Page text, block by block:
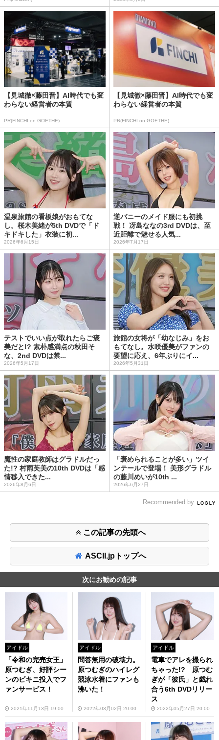
【見城徹×藤田晋】AI時代でも変
わらない経営者の本質
PR(FINCHI on GOETHE)
【見城徹×藤田晋】AI時代でも変
わらない経営者の本質
PR(FINCHI on GOETHE)
温泉旅館の看板娘がおもてな
し。桜木美緒が5th DVDで「ド
キドキした」衣装に初...
2026年6月15日
逆バニーのメイド服にも初挑
戦！ 冴島ななの3rd DVDは、至
近距離で魅せる人気...
2026年7月17日
テストでいい点が取れたらご褒
美だと!? 素朴感満点の秋田そ
な、2nd DVDは禁...
2026年5月17日
旅館の女将が「幼なじみ」をお
もてなし。水咲優美がファンの
要望に応え、6年ぶりにイ...
2026年5月31日
魔性の家庭教師はグラドルだっ
た!? 村雨芙美の10th DVDは「感
情移入できた...
2026年8月6日
「褒められることが多い」ツイ
ンテールで登場！ 美形グラドル
の藤川めいが10th ...
2026年6月27日
Recommended by
この記事の先頭へ
ASCII.jpトップへ
次にお勧めの記事
アイドル
「令和の完売女王」
原つむぎ、好評シー
ンのビキニ投入でフ
ァンサービス！
2021年11月13日 19:00
アイドル
問答無用の破壊力。
原つむぎのハイレグ
競泳水着にファンも
沸いた！
2022年03月02日 20:00
アイドル
電車でアレを撮られ
ちゃった!? 原つむ
ぎが「彼氏」と戯れ
合う6th DVDリリー
ス
2022年05月27日 20:00